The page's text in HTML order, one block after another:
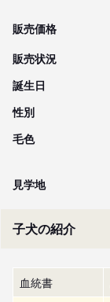
販売価格
販売状況
誕生日
性別
毛色
見学地
子犬の紹介
血統書